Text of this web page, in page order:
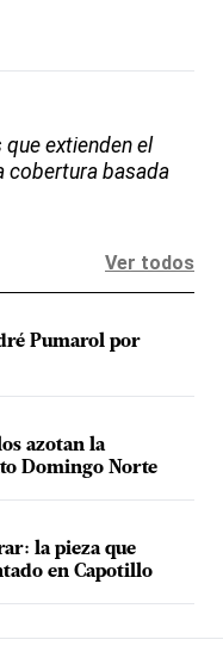
extienden el
cobertura basada
Ver todos
Pumarol por
azotan la
Domingo Norte
la pieza que
en Capotillo